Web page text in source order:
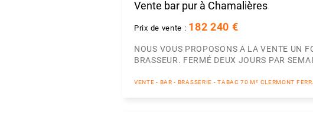
Vente bar pur à Chamalières
Prix de vente : 182 240 €
NOUS VOUS PROPOSONS A LA VENTE UN
BRASSEUR. FERMÉ DEUX JOURS PAR
VENTE - BAR - BRASSERIE - TABAC 70 M² CLERMONT